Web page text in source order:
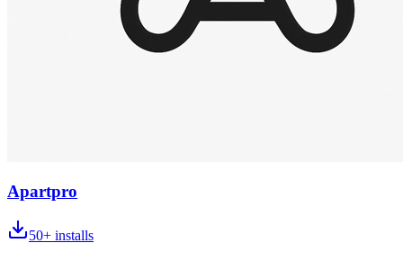
Apartpro
50+ installs